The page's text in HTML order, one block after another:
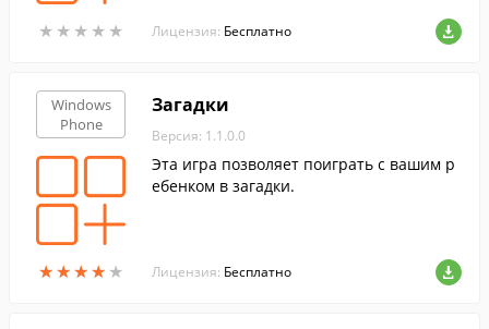
★ ★ ★ ★ ★
★ ★ ★ ★ ★ Лицензия: Бесплатно
Windows
Phone
★★★★ ★
★★★★ ★
Загадки
Версия: 1.1.0.0
Эта игра позволяет поиграть с вашим р
ебенком в загадки.
Лицензия: Бесплатно